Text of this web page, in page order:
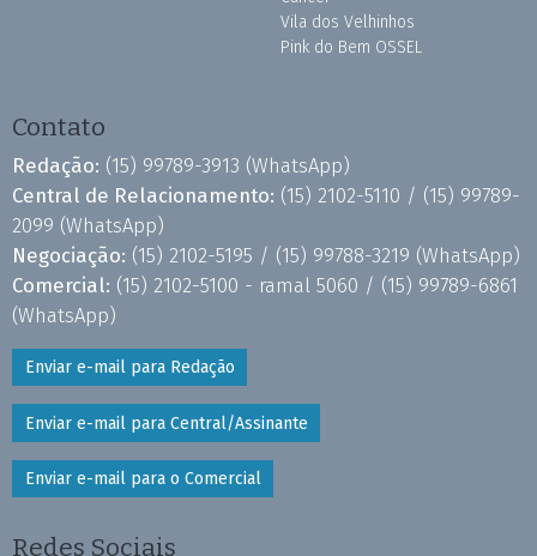
Vila dos Velhinhos
Pink do Bem OSSEL
Contato
Redação: (15) 99789-3913 (WhatsApp)
Central de Relacionamento: (15) 2102-5110 / (15) 99789-
2099 (WhatsApp)
Negociação: (15) 2102-5195 / (15) 99788-3219 (WhatsApp)
Comercial: (15) 2102-5100 - ramal 5060 / (15) 99789-6861
(WhatsApp)
Enviar e-mail para Redação
Enviar e-mail para Central/Assinante
Enviar e-mail para o Comercial
Redes Sociais